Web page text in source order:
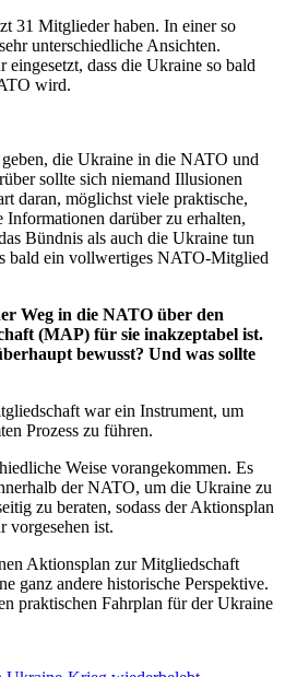
31 Mitglieder haben. In einer so
unterschiedliche Ansichten.
dass die Ukraine so bald
wird.
die Ukraine in die NATO und
sollte sich niemand Illusionen
daran, möglichst viele praktische,
darüber zu erhalten,
Bündnis als auch die Ukraine tun
bald ein vollwertiges NATO-Mitglied
Weg in die NATO über den
(MAP) für sie inakzeptabel ist.
bewusst? Und was sollte
war ein Instrument, um
Prozess zu führen.
Weise vorangekommen. Es
der NATO, um die Ukraine zu
zu beraten, sodass der Aktionsplan
vorgesehen ist.
Aktionsplan zur Mitgliedschaft
ganz andere historische Perspektive.
praktischen Fahrplan für der Ukraine